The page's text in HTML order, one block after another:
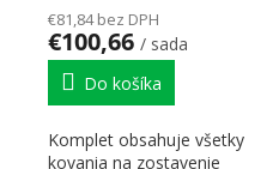
€81,84 bez DPH
€100,66 / sada
Do košíka
Komplet obsahuje všetky
kovania na zostavenie